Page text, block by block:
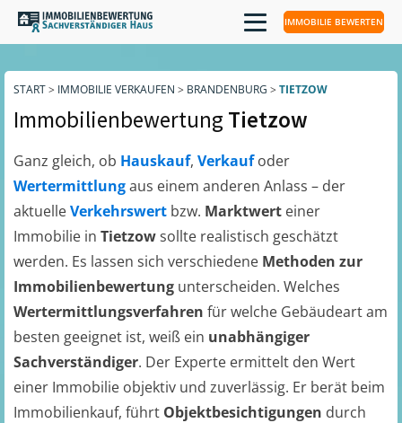
IMMOBILIE BEWERTEN
START> IMMOBILIE VERKAUFEN > BRANDENBURG > TIETZOW
ImmobilienbewertungTietzow
Ganz gleich, ob Hauskauf, Verkaufoder
Wertermittlungaus einem anderen Anlass – der
aktuelleVerkehrswert bzw. Marktwert einer
Immobilie in Tietzowsollte realistisch geschätzt
werden. Es lassen sich verschiedene Methoden zur
Immobilienbewertung unterscheiden. Welches
Wertermittlungsverfahren für welche Gebäudeart am
besten geeignet ist, weiß ein unabhängiger
Sachverständiger. Der Experte ermittelt den Wert
einer Immobilie objektiv und zuverlässig. Er berät beim
Immobilienkauf, führt Objektbesichtigungen durch